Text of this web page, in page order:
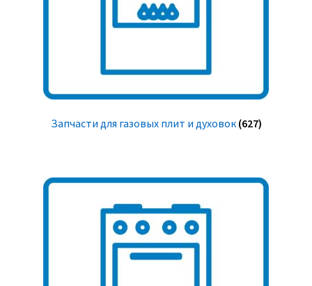
Запчасти для газовых плит и духовок (627)